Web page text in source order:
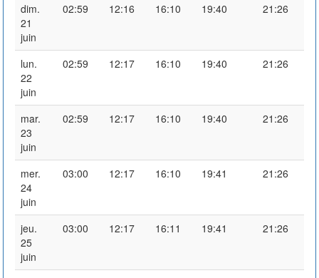
dim.
21
juin
02:59 12:16 16:10 19:40 21:26
lun.
22
juin
02:59 12:17 16:10 19:40 21:26
mar.
23
juin
02:59 12:17 16:10 19:40 21:26
mer.
24
juin
03:00 12:17 16:10 19:41 21:26
jeu.
25
juin
03:00 12:17 16:11 19:41 21:26